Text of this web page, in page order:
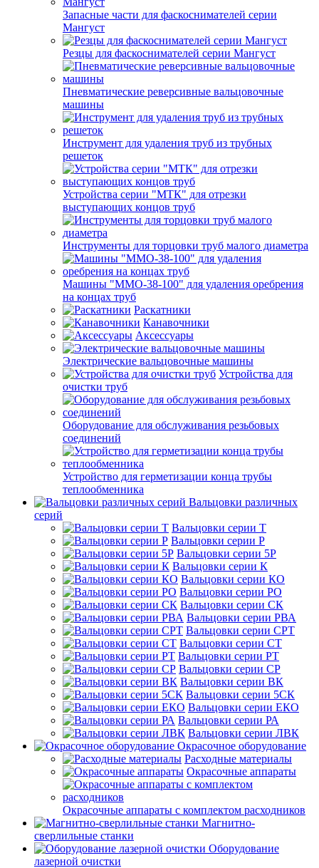
Запасные части для фаскоснимателей серии
Мангуст
Резцы для фаскоснимателей серии Мангуст
Пневматические реверсивные вальцовочные
машины
Инструмент для удаления труб из трубных
решеток
Устройства серии "МТК" для отрезки
выступающих концов труб
Инструменты для торцовки труб малого диаметра
Машины "ММО-38-100" для удаления оребрения
на концах труб
Раскатники
Канавочники
Аксессуары
Электрические вальцовочные машины
Устройства для
очистки труб
Оборудование для обслуживания резьбовых
соединений
Устройство для герметизации конца трубы
теплообменника
Вальцовки различных
серий
Вальцовки серии Т
Вальцовки серии Р
Вальцовки серии 5Р
Вальцовки серии К
Вальцовки серии КО
Вальцовки серии РО
Вальцовки серии СК
Вальцовки серии РВА
Вальцовки серии СРТ
Вальцовки серии СТ
Вальцовки серии РТ
Вальцовки серии СР
Вальцовки серии ВК
Вальцовки серии 5СК
Вальцовки серии ЕКО
Вальцовки серии РА
Вальцовки серии ЛВК
Окрасочное оборудование
Расходные материалы
Окрасочные аппараты
Окрасочные аппараты с комплектом расходников
Магнитно-
сверлильные станки
Оборудование
лазерной очистки